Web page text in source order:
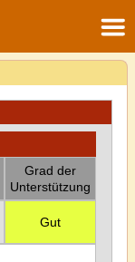
Grad der
Unterstützung
Gut